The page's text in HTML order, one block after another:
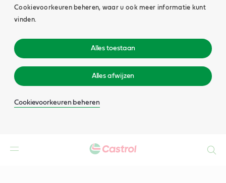
Cookievoorkeuren beheren, waar u ook meer informatie kunt
vinden.
Alles toestaan
Alles afwijzen
Cookievoorkeuren beheren